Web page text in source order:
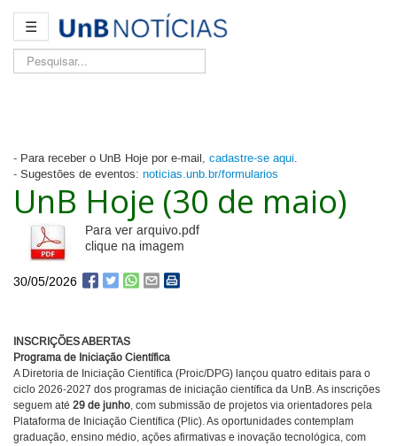
☰
Pesquisar...
- Para receber o UnB Hoje por e-mail, cadastre-se aqui.
- Sugestões de eventos: noticias.unb.br/formularios
UnB Hoje (30 de maio)
Para ver arquivo.pdf
clique na imagem
30/05/2026
INSCRIÇÕES ABERTAS
Programa de Iniciação Científica
A Diretoria de Iniciação Científica (Proic/DPG) lançou quatro editais para o
ciclo 2026-2027 dos programas de iniciação científica da UnB. As inscrições
seguem até 29 de junho, com submissão de projetos via orientadores pela
Plataforma de Iniciação Científica (Plic). As oportunidades contemplam
graduação, ensino médio, ações afirmativas e inovação tecnológica, com